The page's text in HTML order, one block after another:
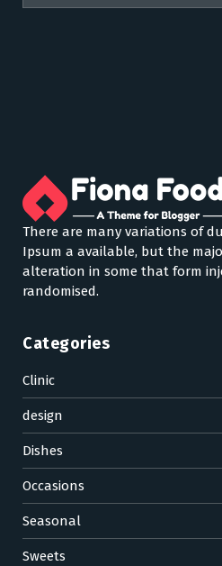
There are many variations of
Ipsum a available, but the
alteration in some that form
randomised.
Categories
Clinic
design
Dishes
Occasions
Seasonal
Sweets